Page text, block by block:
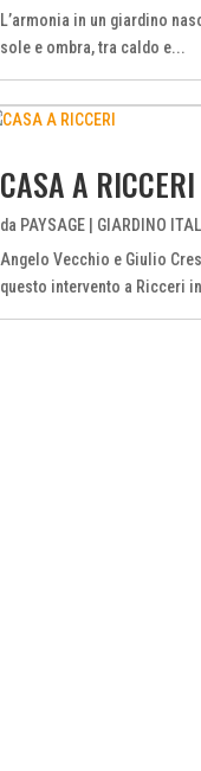
L’armonia in un giardino
sole e ombra, tra caldo e...
CASA A RICCERI
da PAYSAGE| GIARDINO
Angelo Vecchio e Giulio
questo intervento a Ricceri